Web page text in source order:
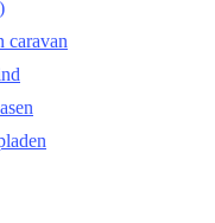
caravan